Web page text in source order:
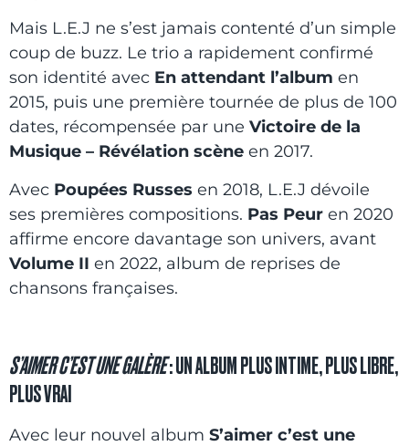
Mais L.E.J ne s’est jamais contenté d’un simple
coup de buzz. Le trio a rapidement confirmé
son identité avec En attendant l’album en
2015, puis une première tournée de plus de 100
dates, récompensée par une Victoire de la
Musique – Révélation scène en 2017.
Avec Poupées Russes en 2018, L.E.J dévoile
ses premières compositions. Pas Peur en 2020
affirme encore davantage son univers, avant
Volume II en 2022, album de reprises de
chansons françaises.
S’AIMER C’EST UNE GALÈRE: UN ALBUM PLUS INTIME, PLUS LIBRE,
PLUS VRAI
Avec leur nouvel album S’aimer c’est une